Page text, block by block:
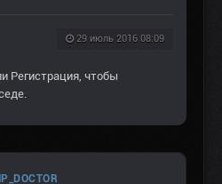
29 июль 2016 08:09
Регистрация, чтобы